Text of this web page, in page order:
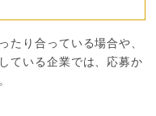
たり合っている場合や、
ている企業では、応募か